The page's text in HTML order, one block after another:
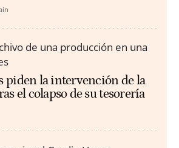
piden la intervención de la
el colapso de su tesorería